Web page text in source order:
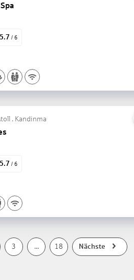
5.7 / 6
. Kandinma
5.7 / 6
3 ... 18 Nächste